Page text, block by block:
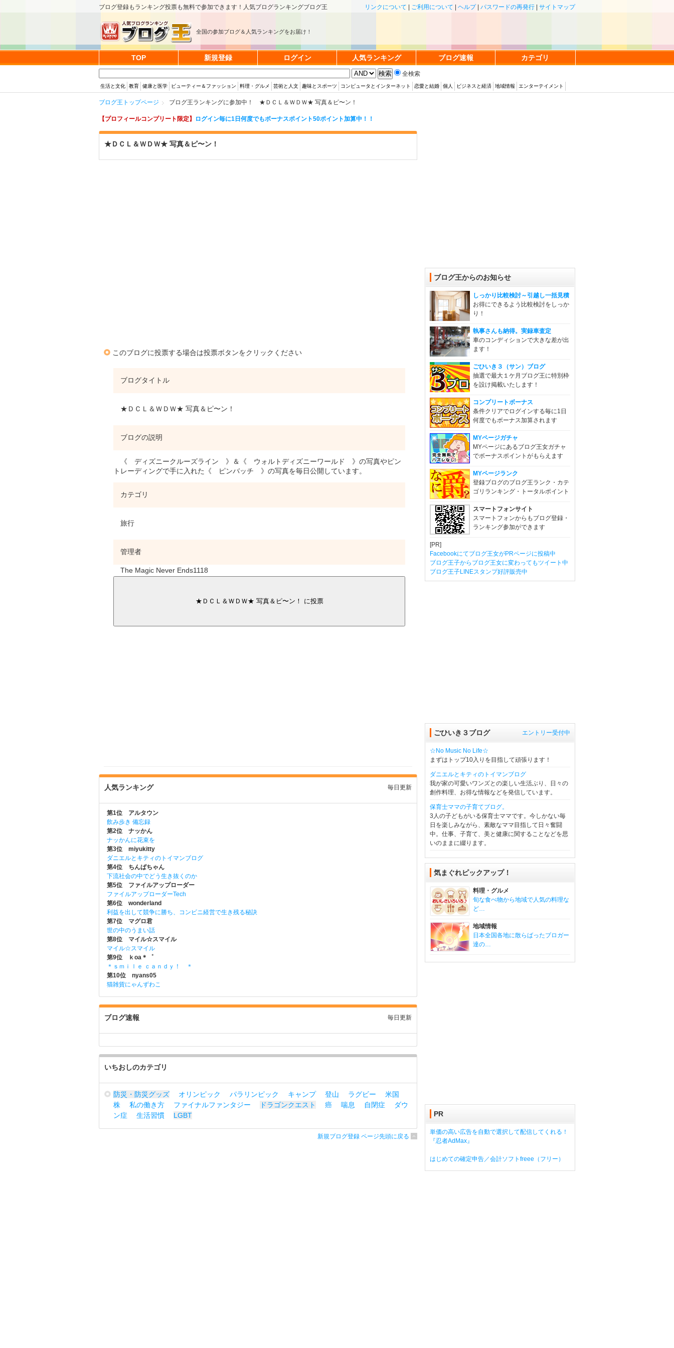
ブログ登録もランキング投票も無料で参加できます！人気ブログランキングブログ王 リンクについて ご利用について ヘルプ| パスワードの再発行 サイトマップ
全国の参加ブログ＆人気ランキングをお届け！
TOP 新規登録 ログイン 人気ランキング ブログ速報 カテゴリ
全検索
生活と文化 教育 健康と医学 ビューティー＆ファッション 料理・グルメ 芸術と人文 趣味とスポーツ コンピュータとインターネット 恋愛と結婚 個人 ビジネスと経済 地域情報 エンターテイメント
ブログ王トップページ ブログ王ランキングに参加中！ ★ＤＣＬ＆ＷＤＷ★ 写真＆ピ〜ン！
【プロフィールコンプリート限定】 ログイン毎に1日何度でもボーナスポイント50ポイント加算中！！
★ＤＣＬ＆ＷＤＷ★ 写真＆ピ〜ン！
このブログに投票する場合は投票ボタンをクリックください
ブログタイトル
★ＤＣＬ＆ＷＤＷ★ 写真＆ピ〜ン！
ブログの説明
《 ディズニークルーズライン 》＆《 ウォルトディズニーワールド 》の写真やピン
トレーディングで手に入れた《 ピンバッチ 》の写真を毎日公開しています。
カテゴリ
旅行
管理者
The Magic Never Ends1118
人気ランキング 毎日更新
第1位 アルタウン
飲み歩き 備忘録
第2位 ナッかん
ナッかんに花束を
第3位 miyukitty
ダニエルとキティのトイマンブログ
第4位 ちんぱちゃん
下流社会の中でどう生き抜くのか
第5位 ファイルアップローダー
ファイルアップローダーTech
第6位 wonderland
利益を出して競争に勝ち、コンビニ経営で生き残る秘訣
第7位 マグロ君
世の中のうまい話
第8位 マイル☆スマイル
マイル☆スマイル
第9位 ｋoa＊゜
＊ｓｍｉｌｅ ｃａｎｄｙ！ ＊
第10位 nyans05
猫雑貨にゃんずわこ
ブログ速報 毎日更新
いちおしのカテゴリ
防災・防災グッズ オリンピック パラリンピック キャンプ 登山 ラグビー
米国
株
私の働き方 ファイナルファンタジー ドラゴンクエスト 癌 喘息 自閉症
ダウ
ン症
生活習慣 LGBT
新規ブログ登録 ページ先頭に戻る
ブログ王からのお知らせ
しっかり比較検討～引越し一括見積
お得にできるよう比較検討をしっか
り！
執事さんも納得。実録車査定
車のコンディションで大きな差が出
ます！
ごひいき３（サン）ブログ
抽選で最大１ケ月ブログ王に特別枠
を設け掲載いたします！
コンプリートボーナス
条件クリアでログインする毎に1日
何度でもボーナス加算されます
MYページガチャ
MYページにあるブログ王女ガチャ
でボーナスポイントがもらえます
MYページランク
登録ブログのブログ王ランク・カテ
ゴリランキング・トータルポイント
スマートフォンサイト
スマートフォンからもブログ登録・
ランキング参加ができます
[PR]
Facebookにてブログ王女がPRページに投稿中
ブログ王子からブログ王女に変わってもツイート中
ブログ王子LINEスタンプ好評販売中
エントリー受付中
ごひいき３ブログ
☆No Music No Life☆
まずはトップ10入りを目指して頑張ります！
ダニエルとキティのトイマンブログ
我が家の可愛いワンズとの楽しい生活ぶり、日々の
創作料理、お得な情報などを発信しています。
保育士ママの子育てブログ。
3人の子どもがいる保育士ママです。今しかない毎
日を楽しみながら、素敵なママ目指して日々奮闘
中。仕事、子育て、美と健康に関することなどを思
いのままに綴ります。
気まぐれピックアップ！
料理・グルメ
旬な食べ物から地域で人気の料理な
ど…
地域情報
日本全国各地に散らばったブロガー
達の…
PR
単価の高い広告を自動で選択して配信してくれる！
『忍者AdMax』
はじめての確定申告／会計ソフトfreee（フリー）